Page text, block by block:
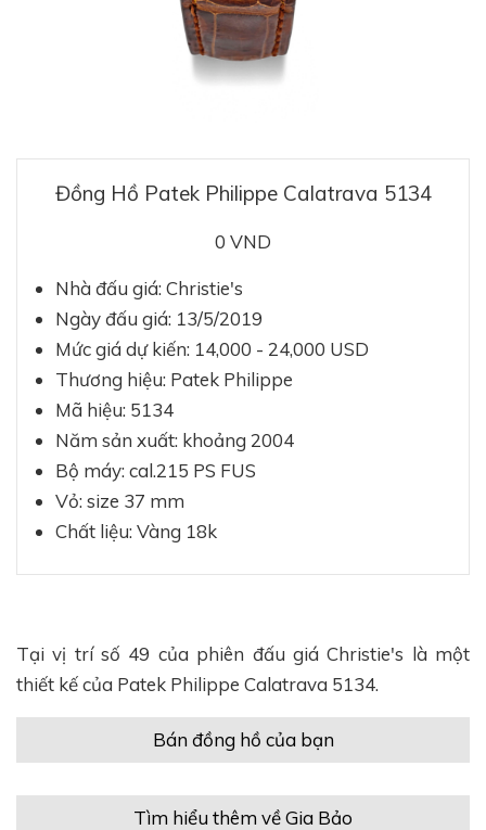
Đồng Hồ Patek Philippe Calatrava 5134
0 VND
Nhà đấu giá: Christie's
Ngày đấu giá: 13/5/2019
Mức giá dự kiến: 14,000 - 24,000 USD
Thương hiệu: Patek Philippe
Mã hiệu: 5134
Năm sản xuất: khoảng 2004
Bộ máy: cal.215 PS FUS
Vỏ: size 37 mm
Chất liệu: Vàng 18k
Tại vị trí số 49 của phiên đấu giá Christie's là một
thiết kế của Patek Philippe Calatrava 5134.
Bán đồng hồ của bạn
Tìm hiểu thêm về Gia Bảo